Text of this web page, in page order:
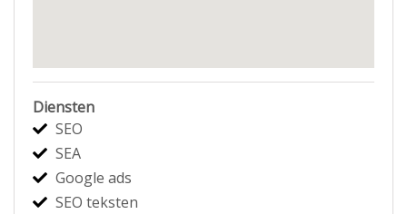
Diensten
SEO
SEA
Google ads
SEO teksten